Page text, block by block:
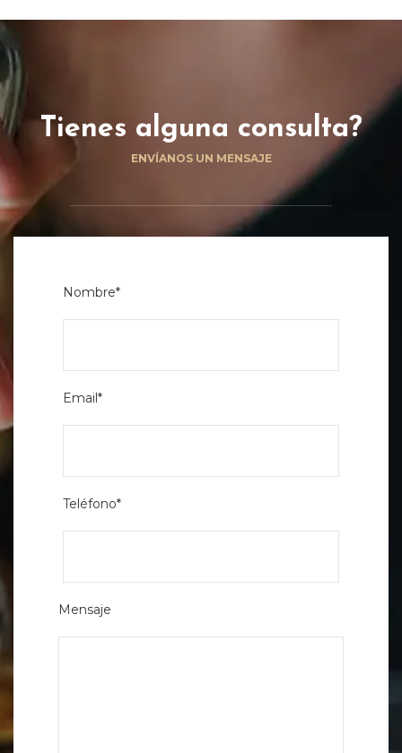
Tienes alguna consulta?
ENVÍANOS UN MENSAJE
Nombre*
Email*
Teléfono*
Mensaje